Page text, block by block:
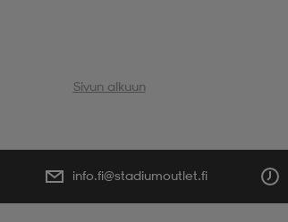
Sivun alkuun
info.fi@stadiumoutlet.fi